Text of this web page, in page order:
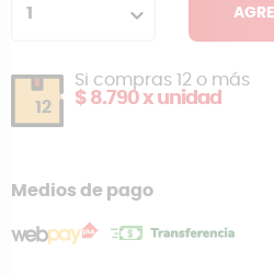
1
12
Si compras 12 o más
$ 8.790 x unidad
Medios de pago